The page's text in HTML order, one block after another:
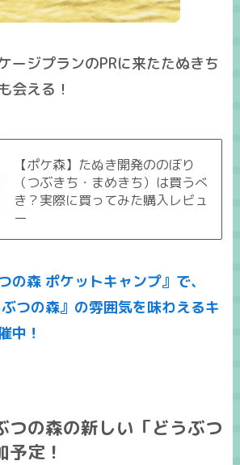
ージプランのPRに来たたぬきち
会える！
【ポケ森】たぬき開発ののぼり
（つぶきち・まめきち）は買うべ
き？実際に買ってみた購入レビュ
ー
の森 ポケットキャンプ』で、
つの森』の雰囲気を味わえるキ
中！
つの森の新しい「どうぶつ
定！